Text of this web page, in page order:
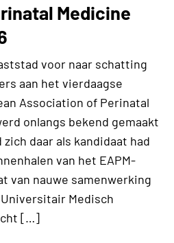
Medicine
voor naar schatting
aan het vierdaagse
Association of Perinatal
onlangs bekend gemaakt
daar als kandidaat had
van het EAPM-
van nauwe samenwerking
Medisch
[…]